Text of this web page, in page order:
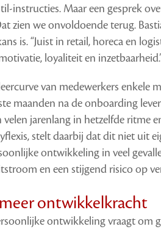
instructies. Maar een gesprek
zien we onvoldoende terug.
is. “Juist in retail, horeca en
loyaliteit en
van medewerkers enkele
maanden na de onboarding
jarenlang in hetzelfde ritme
stelt daarbij dat dit niet uit
ontwikkeling in veel
en een stijgend risico op
ontwikkelkracht
ontwikkeling vraagt om